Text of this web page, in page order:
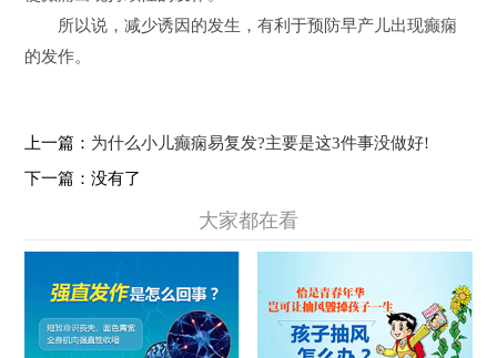
所以说，减少诱因的发生，有利于预防早产儿出现癫痫
的发作。
上一篇： 为什么小儿癫痫易复发?主要是这3件事没做好!
下一篇：没有了
大家都在看